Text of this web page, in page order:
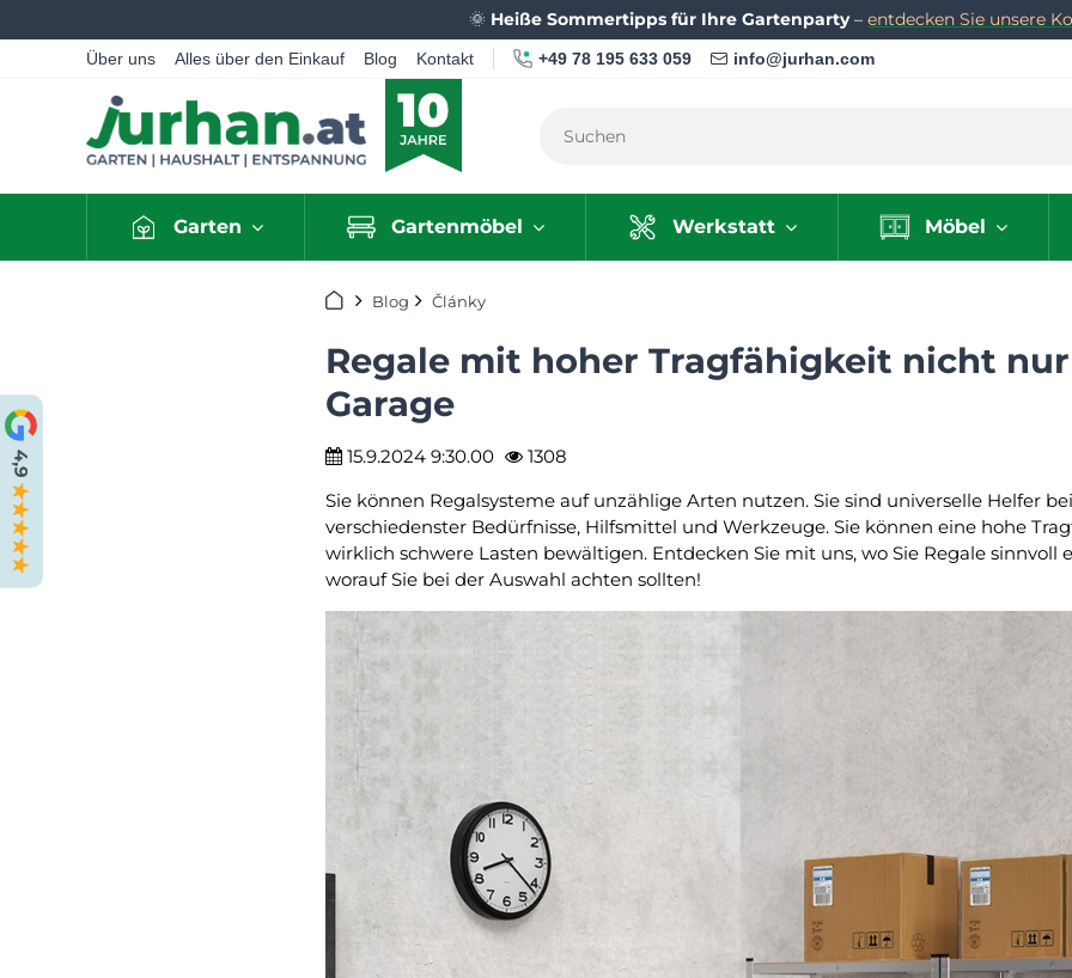
🌞 Heiße Sommertipps für Ihre Gartenparty– entdecken Sie unsere
Über uns Alles über den Einkauf Blog Kontakt +49 78 195 633 059 info@jurhan.com
Garten Gartenmöbel Werkstatt Möbel
Startseite
Blog Články
Regale mit hoher Tragfähigkeit nicht
Garage
15.9.2024 9:30.00
1308
Sie können Regalsysteme auf unzählige Arten nutzen. Sie sind universelle Helfer
verschiedenster Bedürfnisse, Hilfsmittel und Werkzeuge. Sie können eine hohe
wirklich schwere Lasten bewältigen. Entdecken Sie mit uns, wo Sie Regale sinnvoll
worauf Sie bei der Auswahl achten sollten!